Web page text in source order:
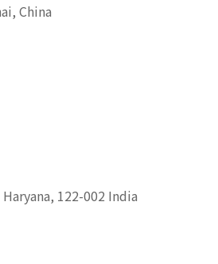
China
122-002 India